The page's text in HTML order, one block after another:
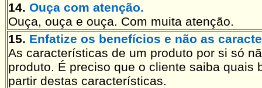
14. Ouça com atenção.
Ouça, ouça e ouça. Com muita atenção.
15. Enfatize os benefícios e não as
As características de um produto por si só
produto. É preciso que o cliente saiba quais
partir destas características.